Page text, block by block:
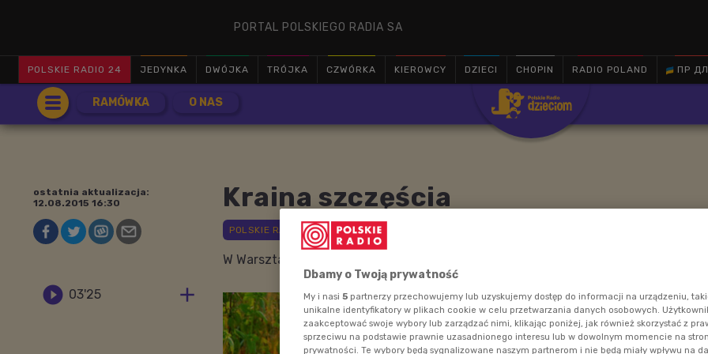
PORTAL POLSKIEGO RADIA SA
POLSKIE RADIO 24 JEDYNKA DWÓJKA TRÓJKA CZWÓRKA KIEROWCY DZIECI CHOPIN RADIO POLAND ПР

RAMÓWKA O NAS
Kraina szczęścia
ostatnia aktualizacja:
12.08.2015 16:30
W Warsztacie Małego Artysty przeniesiemy się do krainy szczęścia :)
 03'25 
Dbamy o Twoją prywatność
My i nasi 5 partnerzy przechowujemy lub uzyskujemy dostęp do informacji na urządzeniu,
unikalne identyfikatory w plikach cookie w celu przetwarzania danych osobowych.
zaakceptować swoje wybory lub zarządzać nimi, klikając poniżej, jak również skorzystać z
sprzeciwu na podstawie prawnie uzasadnionego interesu lub w dowolnym momencie na
prywatności. Te wybory będą sygnalizowane naszym partnerom i nie będą miały wpływu na